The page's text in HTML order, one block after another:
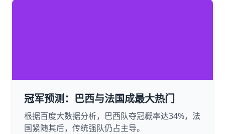
冠军预测：巴西与法国成最大热门
根据百度大数据分析，巴西队夺冠概率达34%，法
国紧随其后，传统强队仍占主导。